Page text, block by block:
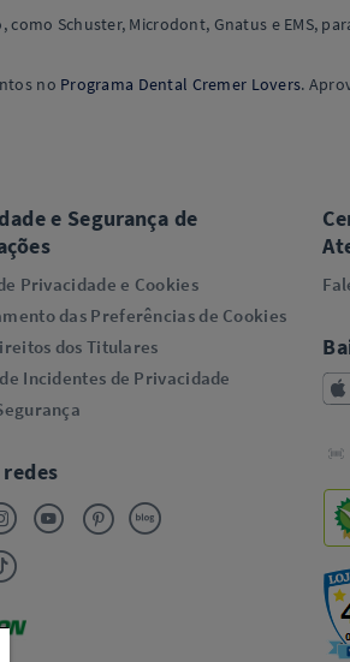
Schuster, Microdont, Gnatus e EMS,
no Programa Dental Cremer Lovers.
e Segurança de
Privacidade e Cookies
das Preferências de Cookies
dos Titulares
Incidentes de Privacidade
redes